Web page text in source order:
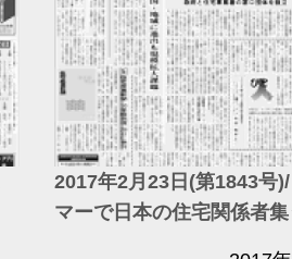
2017年2月23日(第1843号
マーで日本の住宅関係者